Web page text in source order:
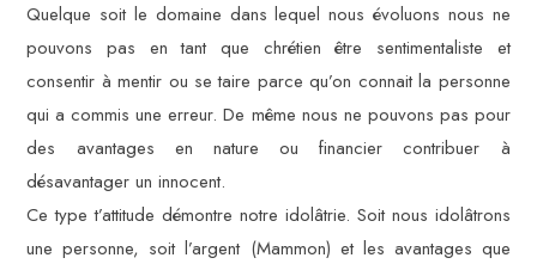
Quelque soit le domaine dans lequel nous évoluons nous ne
pouvons pas en tant que chrétien être sentimentaliste et
consentir à mentir ou se taire parce qu’on connait la personne
qui a commis une erreur. De même nous ne pouvons pas pour
des avantages en nature ou financier contribuer à
désavantager un innocent.
Ce type t’attitude démontre notre idolâtrie. Soit nous idolâtrons
une personne, soit l’argent (Mammon) et les avantages que